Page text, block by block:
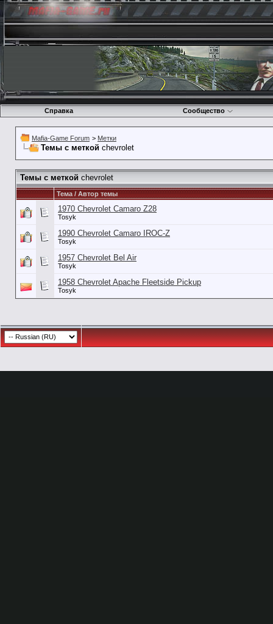
Справка Сообщество
Mafia-Game Forum > Метки
Темы с меткой chevrolet
Темы с меткой chevrolet
Тема / Автор темы
1970 Chevrolet Camaro Z28
Tosyk
1990 Chevrolet Camaro IROC-Z
Tosyk
1957 Chevrolet Bel Air
Tosyk
1958 Chevrolet Apache Fleetside Pickup
Tosyk